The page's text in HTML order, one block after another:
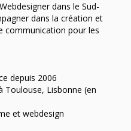
Webdesignerdans le Sud-
dans la création et
communication pour les
depuis 2006
Toulouse, Lisbonne (en
et webdesign